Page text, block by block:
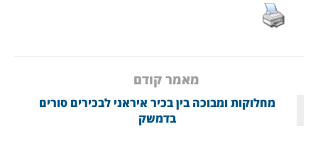
מאמר קודם
מחלוקות ומבוכה בין בכיר איראני לבכירים סורים
בדמשק